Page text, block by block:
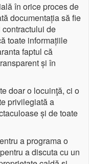
în orice proces de
documentația să fie
de
toate informațiile
faptul că
și în
doar o locuinţă, ci o
privilegiată a
și de toate
a programa o
a discuta cu un